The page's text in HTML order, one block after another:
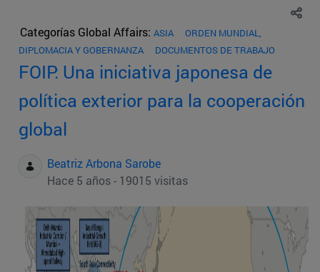
Categorías Global Affairs: ASIA
ORDEN MUNDIAL,
DIPLOMACIA Y GOBERNANZA
DOCUMENTOS DE TRABAJO
FOIP: Una iniciativa japonesa de
política exterior para la cooperación
global
Beatriz Arbona Sarobe
Hace 5 años - 19015 visitas